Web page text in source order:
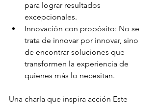
para lograr resultados
excepcionales.
Innovación con propósito: No se
trata de innovar por innovar, sino
de encontrar soluciones que
transformen la experiencia de
quienes más lo necesitan.
Una charla que inspira acción Este